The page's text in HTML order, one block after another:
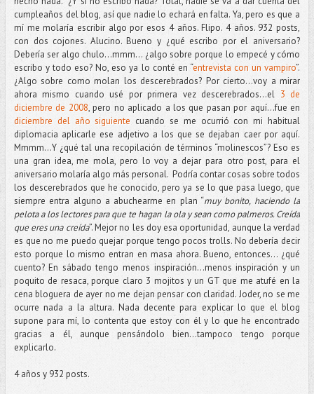
cumpleaños del blog, así que nadie lo echará en falta. Ya, pero es que a
mí me molaría escribir algo por esos 4 años. Flipo. 4 años. 932 posts,
con dos cojones. Alucino. Bueno y ¿qué escribo por el aniversario?
Debería ser algo chulo…mmm... ¿algo sobre porque lo empecé y cómo
escribo y todo eso? No, eso ya lo conté en “entrevista con un vampiro”.
¿Algo sobre como molan los descerebrados? Por cierto…voy a mirar
ahora mismo cuando usé por primera vez descerebrados…el 3 de
diciembre de 2008, pero no aplicado a los que pasan por aquí…fue en
diciembre del año siguiente cuando se me ocurrió con mi habitual
diplomacia aplicarle ese adjetivo a los que se dejaban caer por aquí.
Mmmm...Y ¿qué tal una recopilación de términos “molinescos”? Eso es
una gran idea, me mola, pero lo voy a dejar para otro post, para el
aniversario molaría algo más personal. Podría contar cosas sobre todos
los descerebrados que he conocido, pero ya se lo que pasa luego, que
siempre entra alguno a abuchearme en plan “muy bonito, haciendo la
pelota a los lectores para que te hagan la ola y sean como palmeros. Creída
que eres una creída”. Mejor no les doy esa oportunidad, aunque la verdad
es que no me puedo quejar porque tengo pocos trolls. No debería decir
esto porque lo mismo entran en masa ahora. Bueno, entonces... ¿qué
cuento? En sábado tengo menos inspiración…menos inspiración y un
poquito de resaca, porque claro 3 mojitos y un GT que me atufé en la
cena bloguera de ayer no me dejan pensar con claridad. Joder, no se me
ocurre nada a la altura. Nada decente para explicar lo que el blog
supone para mí, lo contenta que estoy con él y lo que he encontrado
gracias a él, aunque pensándolo bien...tampoco tengo porque
explicarlo.
4 años y 932 posts.